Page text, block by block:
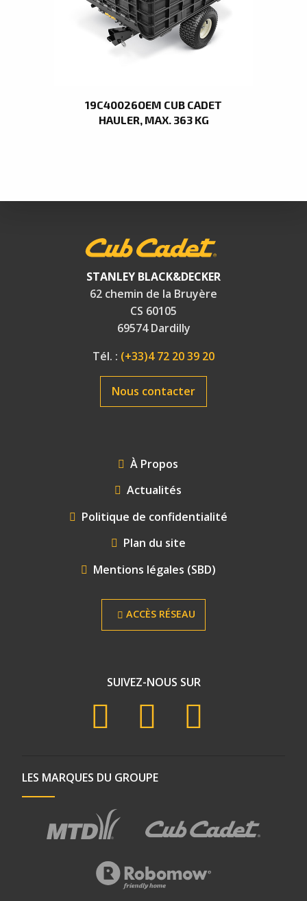
19C40026OEM CUB CADET
HAULER, MAX. 363 KG
STANLEY BLACK&DECKER
62 chemin de la Bruyère
CS 60105
69574 Dardilly
Tél. : (+33)4 72 20 39 20
Nous contacter
À Propos
Actualités
Politique de confidentialité
Plan du site
Mentions légales (SBD)
ACCÈS RÉSEAU
SUIVEZ-NOUS SUR
LES MARQUES DU GROUPE